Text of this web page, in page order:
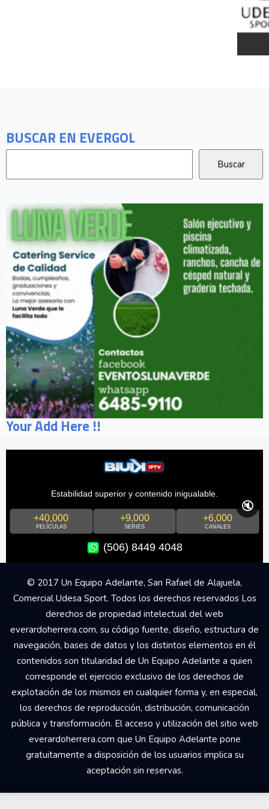
BUSCAR EN EVERGOL
Your Add Here !!
Estabilidad superior y contenido inigualable.
+40,000
PELÍCULAS
+9,000
SERIES
+6,000
CANALES
(506) 8449 4048
🔇
© 2017 Un Equipo Adelante, San Rafael de Alajuela,
Comercial Udesa Sport. Todos los derechos reservados Los
derechos de propiedad intelectual del web
everardoherrera.com, su código fuente, diseño, estructura de
navegación, bases de datos y los distintos elementos en él
contenidos son titularidad de Un Equipo Adelante a quien
corresponde el ejercicio exclusivo de los derechos de
explotación de los mismos en cualquier forma y, en especial,
los derechos de reproducción, distribución, comunicación
pública y transformación. El acceso y utilización del sitio web
everardoherrera.com que Un Equipo Adelante pone
gratuitamente a disposición de los usuarios implica su
aceptación sin reservas.